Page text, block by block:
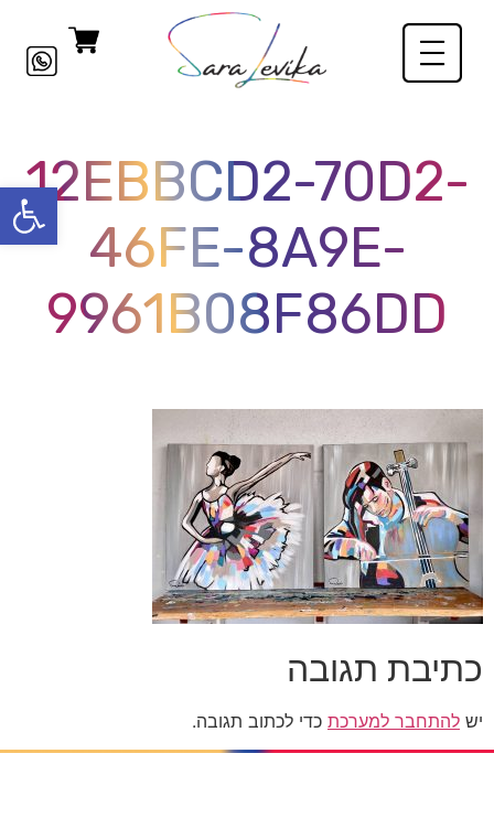
פתח
12EBBCD2-70D2-
46FE-8A9E-
9961B08F86DD
כתיבת תגובה
יש להתחבר למערכת כדי לכתוב תגובה.